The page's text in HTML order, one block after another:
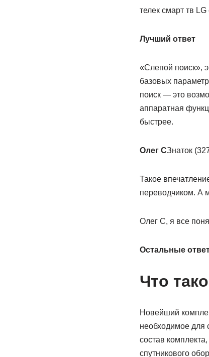
телек смарт тв
Лучший ответ
«Слепой поиск»,
базовых
поиск — это
аппаратная
быстрее.
Олег СЗнаток
Такое
переводчиком. А
Олег С, я все
Остальные
Что
Новейший
необходимое для
состав
спутникового